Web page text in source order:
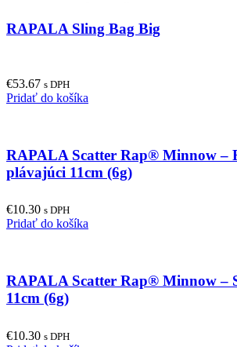
RAPALA Sling Bag Big
€53.67 s DPH
Pridať do košíka
RAPALA Scatter Rap® Minnow –
plávajúci 11cm (6g)
€10.30 s DPH
Pridať do košíka
RAPALA Scatter Rap® Minnow –
11cm (6g)
€10.30 s DPH